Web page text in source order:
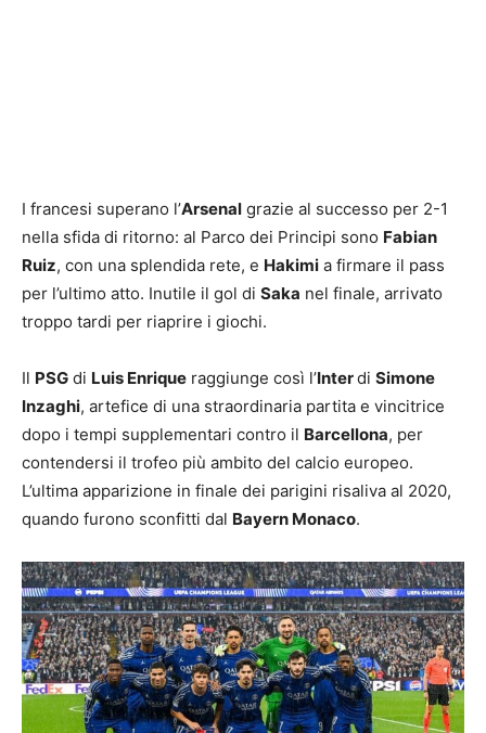
I francesi superano l’Arsenal grazie al successo per 2-1
nella sfida di ritorno: al Parco dei Principi sono Fabian
Ruiz, con una splendida rete, e Hakimi a firmare il pass
per l’ultimo atto. Inutile il gol di Saka nel finale, arrivato
troppo tardi per riaprire i giochi.
Il PSG di Luis Enrique raggiunge così l’Interdi Simone
Inzaghi, artefice di una straordinaria partita e vincitrice
dopo i tempi supplementari contro il Barcellona, per
contendersi il trofeo più ambito del calcio europeo.
L’ultima apparizione in finale dei parigini risaliva al 2020,
quando furono sconfitti dal Bayern Monaco.